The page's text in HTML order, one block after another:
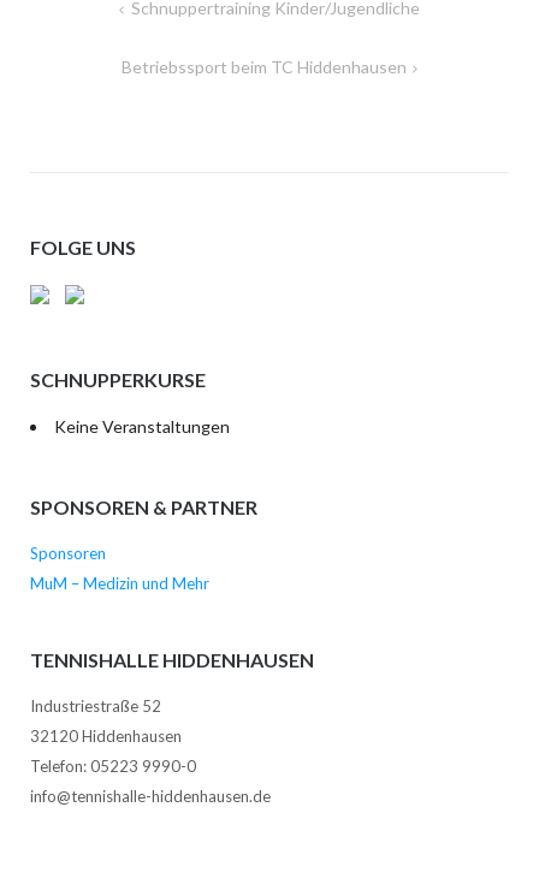
Beitragsnavigation
Schnuppertraining Kinder/Jugendliche
Betriebssport beim TC Hiddenhausen
FOLGE UNS
SCHNUPPERKURSE
Keine Veranstaltungen
SPONSOREN & PARTNER
Sponsoren
MuM – Medizin und Mehr
TENNISHALLE HIDDENHAUSEN
Industriestraße 52
32120 Hiddenhausen
Telefon: 05223 9990-0
info@tennishalle-hiddenhausen.de